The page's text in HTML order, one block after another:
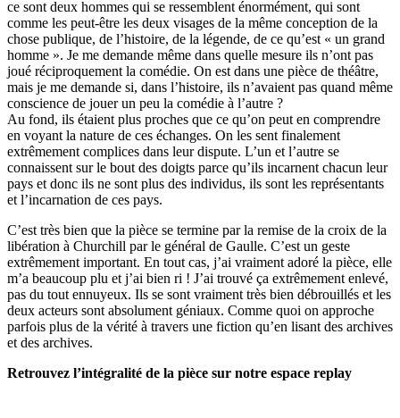
ce sont deux hommes qui se ressemblent énormément, qui sont
comme les peut-être les deux visages de la même conception de la
chose publique, de l’histoire, de la légende, de ce qu’est « un grand
homme ». Je me demande même dans quelle mesure ils n’ont pas
joué réciproquement la comédie. On est dans une pièce de théâtre,
mais je me demande si, dans l’histoire, ils n’avaient pas quand même
conscience de jouer un peu la comédie à l’autre ?
Au fond, ils étaient plus proches que ce qu’on peut en comprendre
en voyant la nature de ces échanges. On les sent finalement
extrêmement complices dans leur dispute. L’un et l’autre se
connaissent sur le bout des doigts parce qu’ils incarnent chacun leur
pays et donc ils ne sont plus des individus, ils sont les représentants
et l’incarnation de ces pays.
C’est très bien que la pièce se termine par la remise de la croix de la
libération à Churchill par le général de Gaulle. C’est un geste
extrêmement important. En tout cas, j’ai vraiment adoré la pièce, elle
m’a beaucoup plu et j’ai bien ri ! J’ai trouvé ça extrêmement enlevé,
pas du tout ennuyeux. Ils se sont vraiment très bien débrouillés et les
deux acteurs sont absolument géniaux. Comme quoi on approche
parfois plus de la vérité à travers une fiction qu’en lisant des archives
et des archives.
Retrouvez l’intégralité de la pièce sur notre espace replay